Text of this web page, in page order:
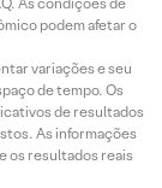
podem afetar o
variações e seu
de tempo. Os
de resultados
As informações
os resultados reais